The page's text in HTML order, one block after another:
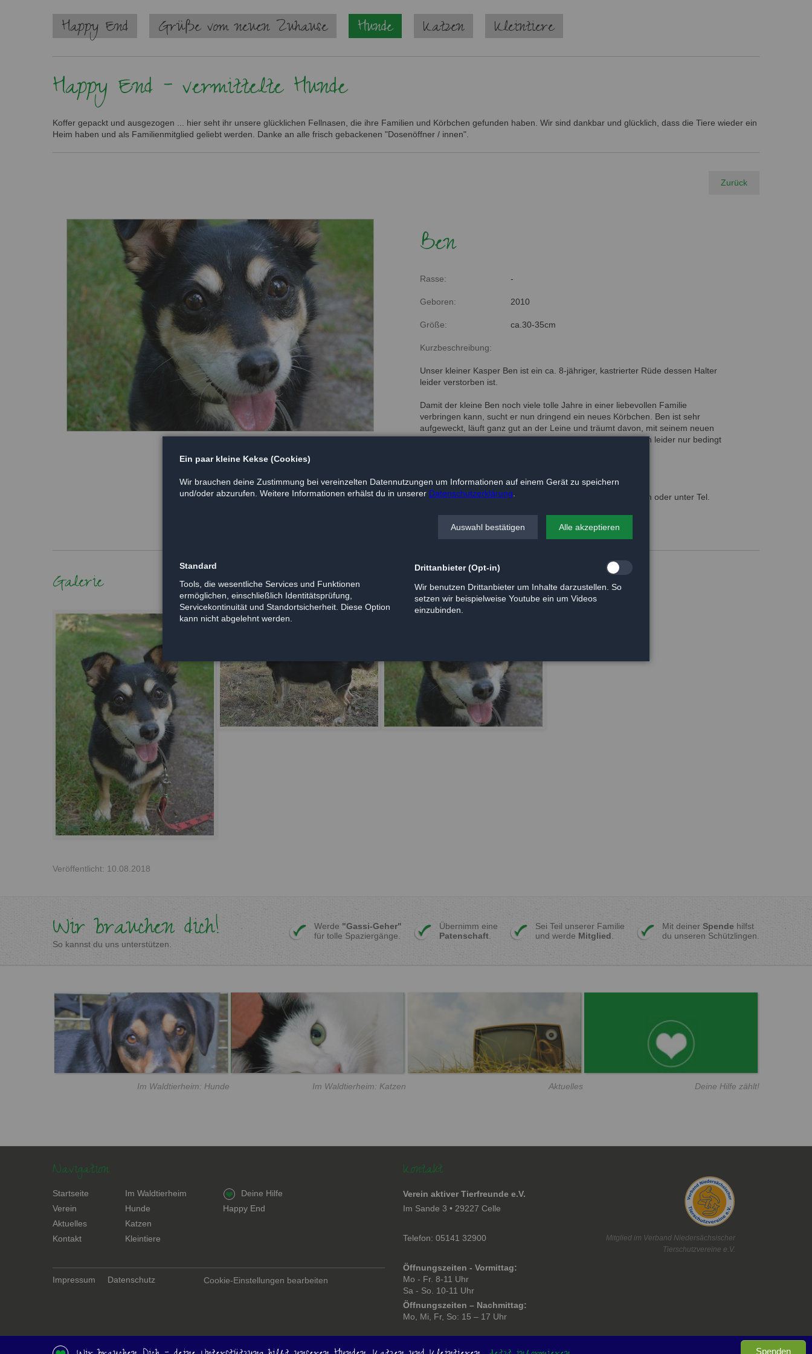
Navigation
überspringen
Happy End Grüße vom neuen Zuhause Hunde Katzen Kleintiere
Happy End - vermittelte Hunde
Koffer gepackt und ausgezogen ... hier seht ihr unsere glücklichen Fellnasen, die ihre Familien und Körbchen gefunden haben. Wir sind dankbar und glücklich, dass die Tiere wieder ein
Heim haben und als Familienmitglied geliebt werden. Danke an alle frisch gebackenen "Dosenöffner / innen".
Zurück
Ben
Rasse: -
Geboren: 2010
Größe: ca.30-35cm
Kurzbeschreibung:
Unser kleiner Kasper Ben ist ein ca. 8-jähriger, kastrierter Rüde dessen Halter
leider verstorben ist.
Damit der kleine Ben noch viele tolle Jahre in einer liebevollen Familie
verbringen kann, sucht er nun dringend ein neues Körbchen. Ben ist sehr
aufgeweckt, läuft ganz gut an der Leine und träumt davon, mit seinem neuen
Halter durch die Natur zu toben. Mit anderen Hunden ist Ben leider nur bedingt
Weitere Infos zu den Öffnungszeiten vor Ort im Waldtierheim oder unter Tel.
Galerie
Veröffentlicht: 10.08.2018
Wir brauchen dich!
So kannst du uns unterstützen.
Werde "Gassi-Geher"
für tolle Spaziergänge.
Übernimm eine
Patenschaft
Sei Teil unserer Familie
und werde Mitglied
Mit deiner Spende hilfst
du unseren Schützlingen.
Im Waldtierheim: Hunde Im Waldtierheim: Katzen Aktuelles Deine Hilfe zählt!
Navigation
Navigation
überspringen
Startseite
Verein
Aktuelles
Kontakt
Navigation
überspringen
Im Waldtierheim
Hunde
Katzen
Kleintiere
Navigation
überspringen
Deine Hilfe
Happy End
Navigation
Impressum Datenschutz Cookie-Einstellungen bearbeiten
Kontakt
Verein aktiver Tierfreunde e.V.
Im Sande 3 • 29227 Celle
Telefon: 05141 32900
Öffnungszeiten - Vormittag:
Mo - Fr. 8-11 Uhr
Sa - So. 10-11 Uhr
Öffnungszeiten – Nachmittag:
Mo, Mi, Fr, So: 15 – 17 Uhr
Mitglied im Verband Niedersächsischer
Tierschutzvereine e.V.
Ein paar kleine Kekse (Cookies)
Wir brauchen deine Zustimmung bei vereinzelten Datennutzungen um Informationen auf einem Gerät zu speichern
und/oder abzurufen. Weitere Informationen erhälst du in unserer Datenschutzerklärung.
Auswahl bestätigen Alle akzeptieren
Standard
Tools, die wesentliche Services und Funktionen
ermöglichen, einschließlich Identitätsprüfung,
Servicekontinuität und Standortsicherheit. Diese Option
kann nicht abgelehnt werden.
Drittanbieter (Opt-in)
Wir benutzen Drittanbieter um Inhalte darzustellen. So
setzen wir beispielweise Youtube ein um Videos
einzubinden.
Spenden